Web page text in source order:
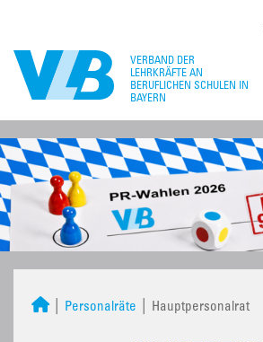
Personalräte Hauptpersonalrat